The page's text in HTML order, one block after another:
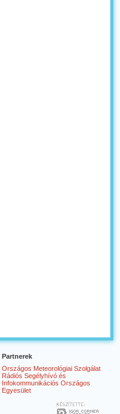
Partnerek
Országos Meteorológiai Szolgálat
Rádiós Segélyhívó és
Infokommunikációs Országos
Egyesület